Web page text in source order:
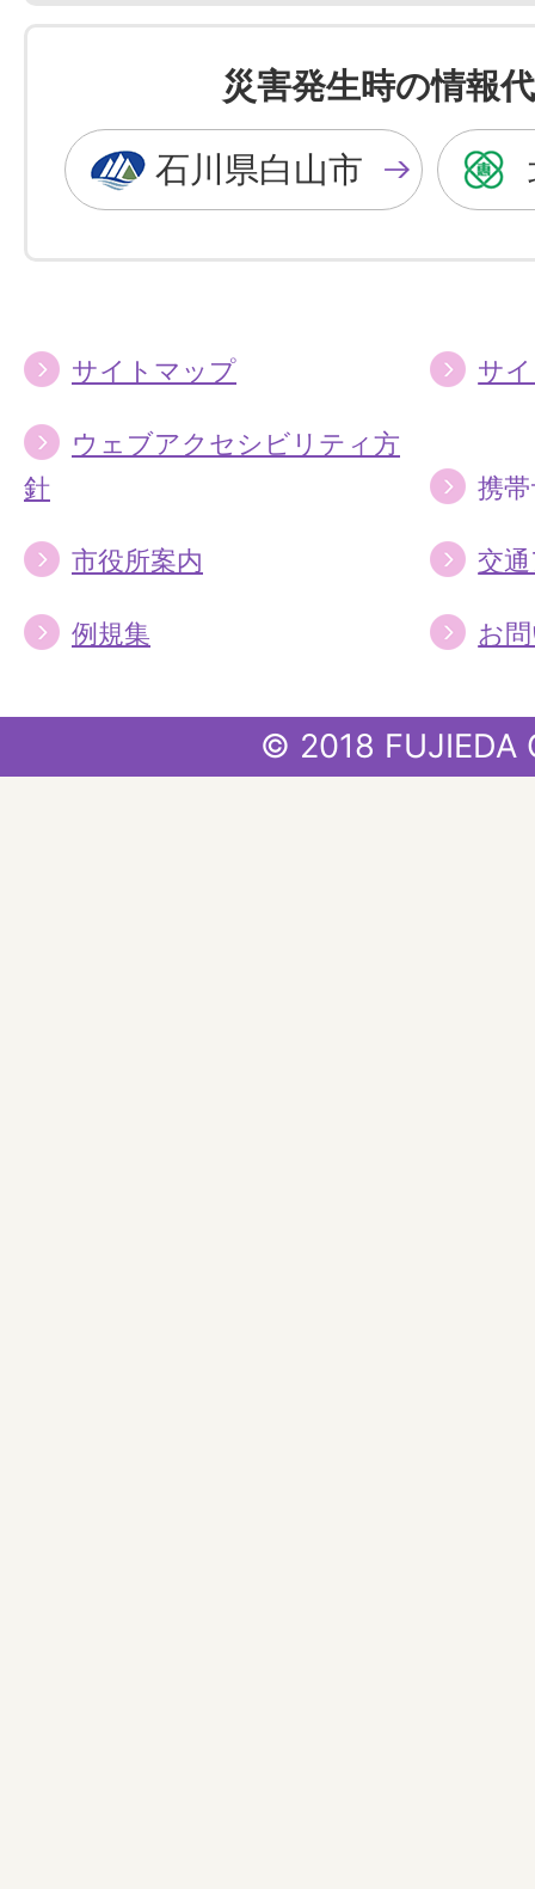
色
を
黒
色
に
色
を
青
色
に
災害発生時の情報
石川県白山市
サイトマップ サ
ウェブアクセシビリティ方
針
携
市役所案内 交
例規集 お
© 2018 FUJIEDA